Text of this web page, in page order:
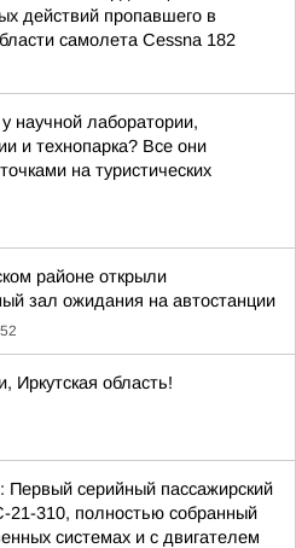
действий пропавшего в
самолета Cessna 182
научной лаборатории,
и технопарка? Все они
на туристических
районе открыли
зал ожидания на автостанции
Иркутская область!
Первый серийный пассажирский
310, полностью собранный
системах и с двигателем